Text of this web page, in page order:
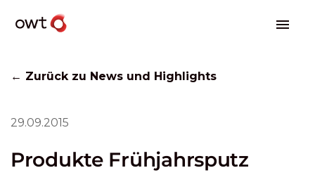
← Zurück zu News und Highlights
29.09.2015
Produkte Frühjahrsputz